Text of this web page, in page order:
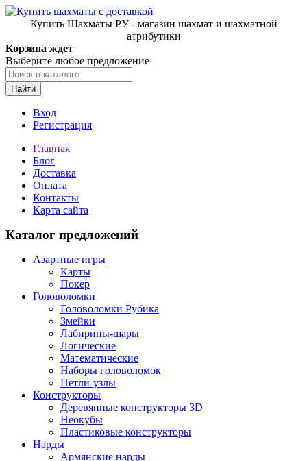
Купить Шахматы РУ - магазин шахмат и шахматной
атрибутики
Корзина ждет
Выберите любое предложение
Найти
Вход
Регистрация
Главная
Блог
Доставка
Оплата
Контакты
Карта сайта
Каталог предложений
Азартные игры
Карты
Покер
Головоломки
Головоломки Рубика
Змейки
Лабирины-шары
Логические
Математические
Наборы головоломок
Петли-узлы
Конструкторы
Деревянные конструкторы 3D
Неокубы
Пластиковые конструкторы
Нарды
Армянские нарды